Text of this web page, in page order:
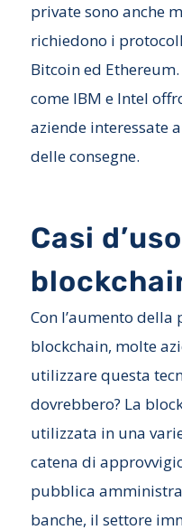
private sono anche
richiedono i
Bitcoin ed
come IBM e Intel
aziende interessate
delle consegne.
Casi
Con l’aumento
blockchain, molte
utilizzare questa
dovrebbero? La
utilizzata in una
catena di
pubblica
banche, il settore